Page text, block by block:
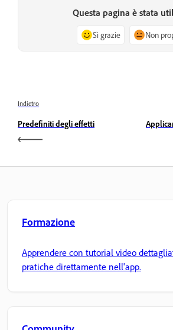
Questa pagina è stata
Sì grazie Non
Indietro
Predefiniti degli effetti
Formazione
Apprendere con tutorial video
pratiche direttamente nell'app.